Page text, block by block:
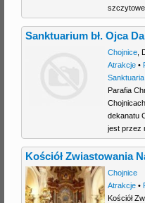
szczytowe.
Sanktuarium bł. Ojca
Chojnice,
Atrakcje•
Sanktuaria
Parafia
dekanatu
jest przez
Kościół Zwiastowania
Chojnice
Atrakcje•
Kościół